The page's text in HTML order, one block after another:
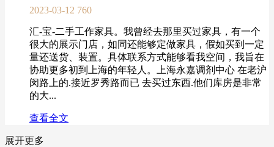
2023-03-12 760
汇-宝-二手工作家具。我曾经去那里买过家具，有一个
很大的展示门店，如同还能够定做家具，假如买到一定
量还送货、装置。具体联系方式能够看我空间，我旨在
协助更多初到上海的年轻人。上海永嘉调剂中心 在老沪
闵路上的.接近罗秀路而已 去买过东西.他们库房是非常
的大...
查看全文
展开更多